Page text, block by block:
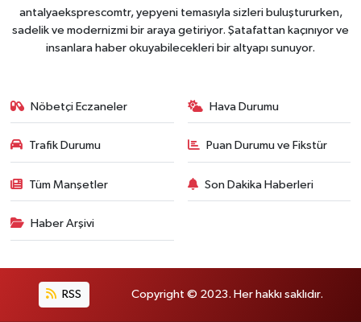
antalyaeksprescomtr, yepyeni temasıyla sizleri buluştururken,
sadelik ve modernizmi bir araya getiriyor. Şatafattan kaçınıyor ve
insanlara haber okuyabilecekleri bir altyapı sunuyor.
Nöbetçi Eczaneler Hava Durumu
Trafik Durumu Puan Durumu ve Fikstür
Tüm Manşetler Son Dakika Haberleri
Haber Arşivi
RSS Copyright © 2023. Her hakkı saklıdır.